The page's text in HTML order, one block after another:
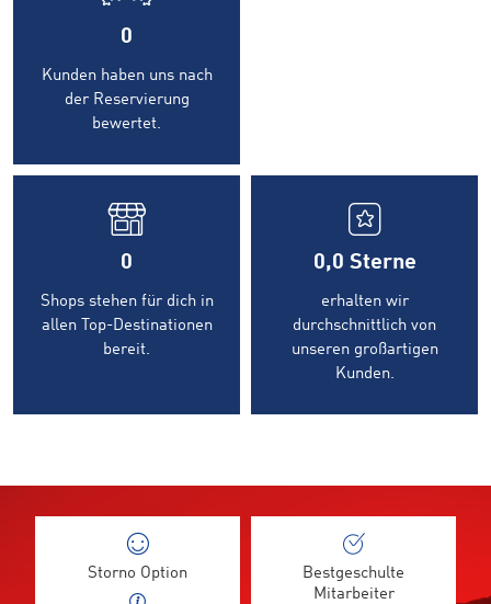
0
Kunden haben uns nach
der Reservierung
bewertet.
0
Shops stehen für dich in
allen Top-Destinationen
bereit.
0,0 Sterne
erhalten wir
durchschnittlich von
unseren großartigen
Kunden.
Storno Option
Bestgeschulte
Mitarbeiter